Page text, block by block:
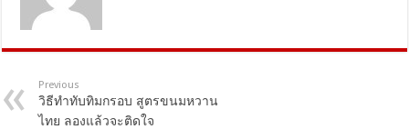
Previous
วิธีทำทับทิมกรอบ สูตรขนมหวาน
ไทย ลองแล้วจะติดใจ